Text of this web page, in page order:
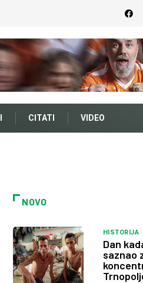
CITATI VIDEO
NOVO
HISTORIJA
Dan
saznao